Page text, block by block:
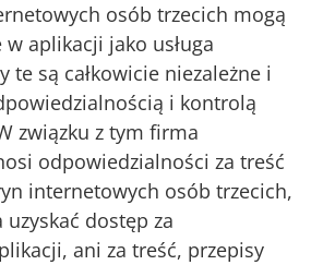
osób trzecich mogą
aplikacji jako usługa
te są całkowicie niezależne i
i kontrolą
związku z tym firma
odpowiedzialności za treść
internetowych osób trzecich,
dostęp za
ani za treść, przepisy